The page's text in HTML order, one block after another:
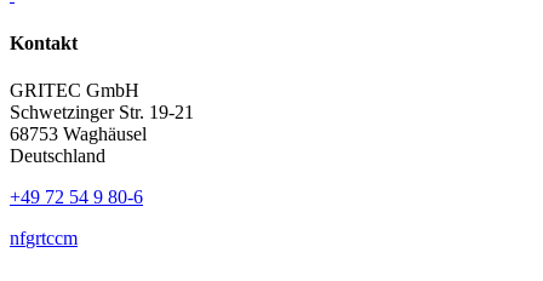
Kontakt
GRITEC GmbH
Schwetzinger Str. 19-21
68753 Waghäusel
Deutschland
+49 72 54 9 80-6
nfgrtccm